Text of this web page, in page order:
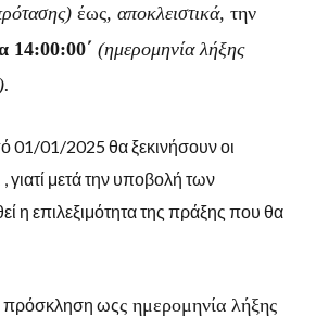
έως, αποκλειστικά, την
14:00:00΄ (ημερομηνία λήξης
01/01/2025 θα ξεκινήσουν οι
γιατί μετά την υποβολή των
η επιλεξιμότητα της πράξης που θα
πρόσκληση ωςς ημερομηνία λήξης